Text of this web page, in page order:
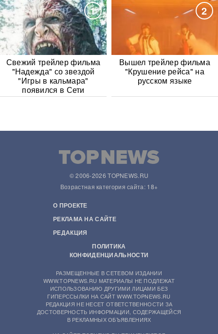
1
Свежий трейлер фильма
"Надежда" со звездой
"Игры в кальмара"
появился в Сети
2
Вышел трейлер фильма
"Крушение рейса" на
русском языке
© 2006-2026 TOPNEWS.RU
Возрастная категория сайта: 18+
О ПРОЕКТЕ
РЕКЛАМА НА САЙТЕ
РЕДАКЦИЯ
ПОЛИТИКА
КОНФИДЕНЦИАЛЬНОСТИ
РАЗМЕЩЕННЫЕ В СЕТЕВОМ ИЗДАНИИ
WWW.TOPNEWS.RU МАТЕРИАЛЫ НЕ ПОДЛЕЖАТ
ИСПОЛЬЗОВАНИЮ ДРУГИМИ ЛИЦАМИ БЕЗ
ГИПЕРССЫЛКИ НА САЙТ WWW.TOPNEWS.RU
РЕДАКЦИЯ НЕ НЕСЕТ ОТВЕТСТВЕННОСТИ ЗА
ДОСТОВЕРНОСТЬ ИНФОРМАЦИИ, СОДЕРЖАЩЕЙСЯ
В РЕКЛАМНЫХ ОБЪЯВЛЕНИЯХ